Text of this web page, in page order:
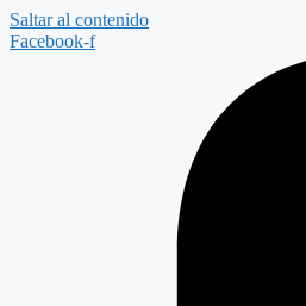
Saltar al contenido
Facebook-f